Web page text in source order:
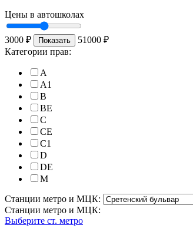
Цены в автошколах
3000 ₽ Показать 51000 ₽
Категории прав:
A
A1
B
BE
C
CE
C1
D
DE
M
Станции метро и МЦК:
Станции метро и МЦК:
Выберите ст. метро